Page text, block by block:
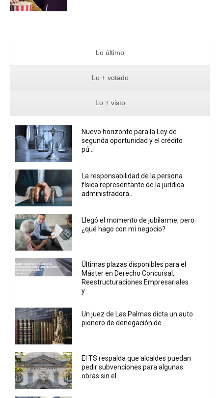
Lo último
Lo + votado
Lo + visto
Nuevo horizonte para la Ley de
segunda oportunidad y el crédito
pú...
La responsabilidad de la persona
física representante de la jurídica
administradora...
Llegó el momento de jubilarme, pero
¿qué hago con mi negocio?
Últimas plazas disponibles para el
Máster en Derecho Concursal,
Reestructuraciones Empresariales
y...
Un juez de Las Palmas dicta un auto
pionero de denegación de...
El TS respalda que alcaldes puedan
pedir subvenciones para algunas
obras sin el...